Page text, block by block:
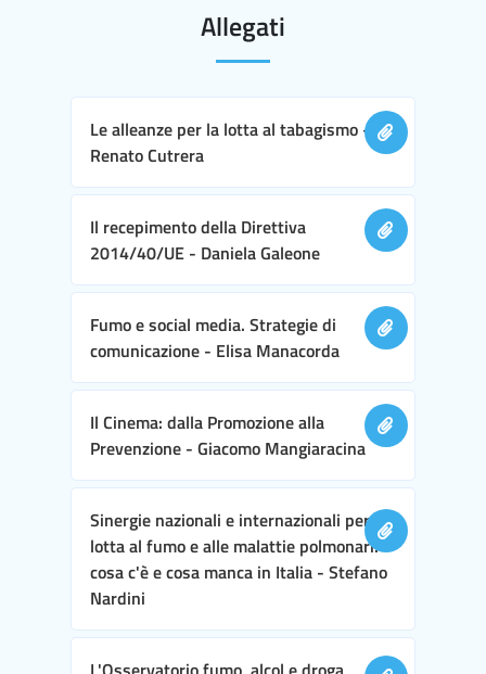
Allegati
Le alleanze per la lotta al tabagismo -
Renato Cutrera
Il recepimento della Direttiva
2014/40/UE - Daniela Galeone
Fumo e social media. Strategie di
comunicazione - Elisa Manacorda
Il Cinema: dalla Promozione alla
Prevenzione - Giacomo Mangiaracina
Sinergie nazionali e internazionali per la
lotta al fumo e alle malattie polmonari:
cosa c'è e cosa manca in Italia - Stefano
Nardini